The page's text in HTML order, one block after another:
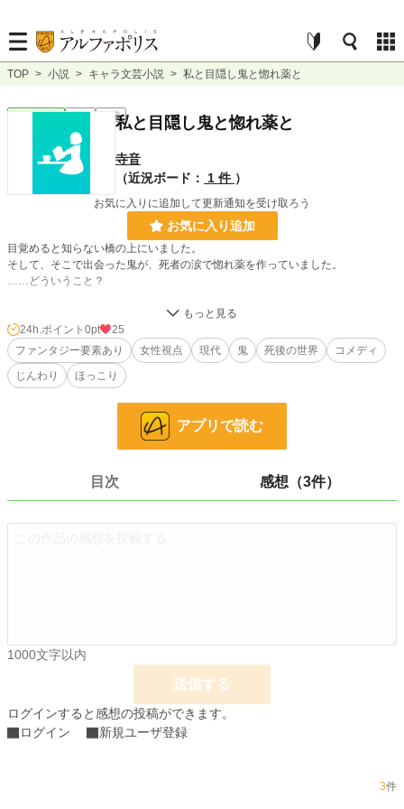
TOP > 小説 > キャラ文芸小説 > 私と目隠し鬼と惚れ薬と
キャラ文芸 完結 短編私と目隠し鬼と惚れ薬と
寺音
（近況ボード：
1 件 ）
お気に入りに追加して更新通知を受け取ろう
お気に入り追加
目覚めると知らない橋の上にいました。
そして、そこで出会った鬼が、死者の涙で惚れ薬を作っていました。
……どういうこと？
これは「私」が体験した、かなり奇妙な悲しく優しい物語。
※有名な神様や道具、その名称などを物語の中で使用させていただいております
が、死後の世界を独自に解釈・構築しております。物語、フィクションとしてお
228,705 位 / 228,705 件
初回完結日時 2024.07.01 09:06
月間ポイント 42 pt (83,903 位)
24h.ポイント 0pt
25
ファンタジー要素あり
女性視点 現代 鬼 死後の世界
コメディ
じんわり
ほっこり
アプリで読む
目次 感想（3件）
1000文字以内
送信する
ログインすると感想の投稿ができます。
ログイン
新規ユーザ登録
3件